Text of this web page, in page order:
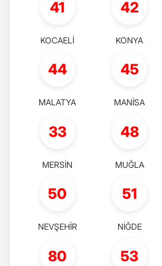
41
KOCAELİ
42
KONYA
44
MALATYA
45
MANİSA
33
MERSİN
48
MUĞLA
50
NEVŞEHİR
51
NİĞDE
80 53